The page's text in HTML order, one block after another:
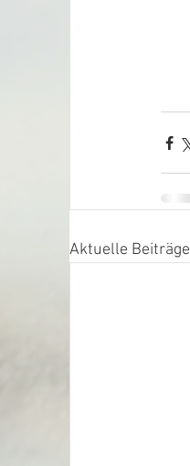
Aktuelle Beiträge